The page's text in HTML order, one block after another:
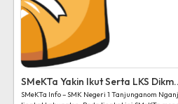
SMeKTa Yakin Ikut Serta LKS
SMeKTa Info – SMK Negeri 1 Tanjunganom